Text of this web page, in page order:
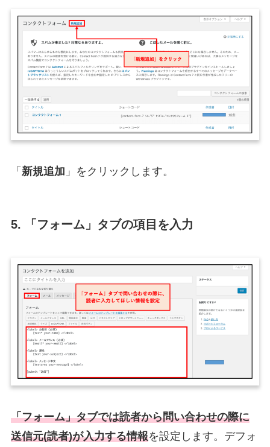
「 新規追加 」をクリックします。
5. 「フォーム」タブの項目を入力
「フォーム」タブでは読者から問い合わせの際に
送信元(読者)が入力する情報を設定します。デフォ